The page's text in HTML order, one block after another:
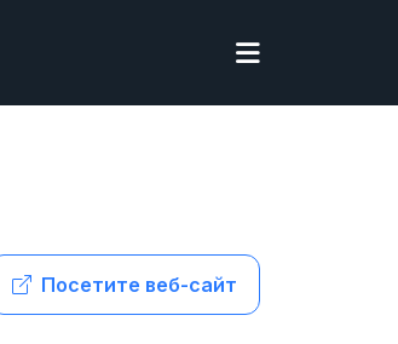
Посетите веб-сайт